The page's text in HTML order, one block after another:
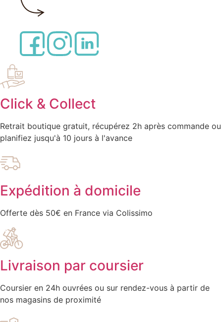
Click & Collect
Retrait boutique gratuit, récupérez 2h après commande ou
planifiez jusqu'à 10 jours à l'avance
Expédition à domicile
Offerte dès 50€ en France via Colissimo
Livraison par coursier
Coursier en 24h ouvrées ou sur rendez-vous à partir de
nos magasins de proximité